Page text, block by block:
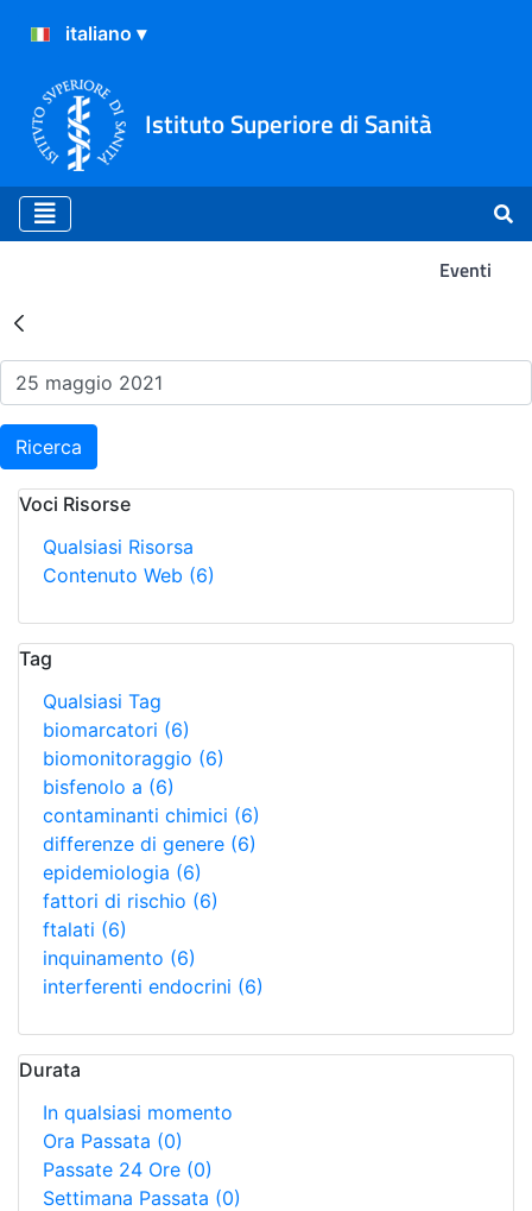
Istituto Superiore di Sanità
Eventi
Risultati della Ricerca -
Ricerca
Voci Risorse
Qualsiasi Risorsa
Contenuto Web (6)
Tag
Qualsiasi Tag
biomarcatori (6)
biomonitoraggio (6)
bisfenolo a (6)
contaminanti chimici (6)
differenze di genere (6)
epidemiologia (6)
fattori di rischio (6)
ftalati (6)
inquinamento (6)
interferenti endocrini (6)
Durata
In qualsiasi momento
Ora Passata (0)
Passate 24 Ore (0)
Settimana Passata (0)